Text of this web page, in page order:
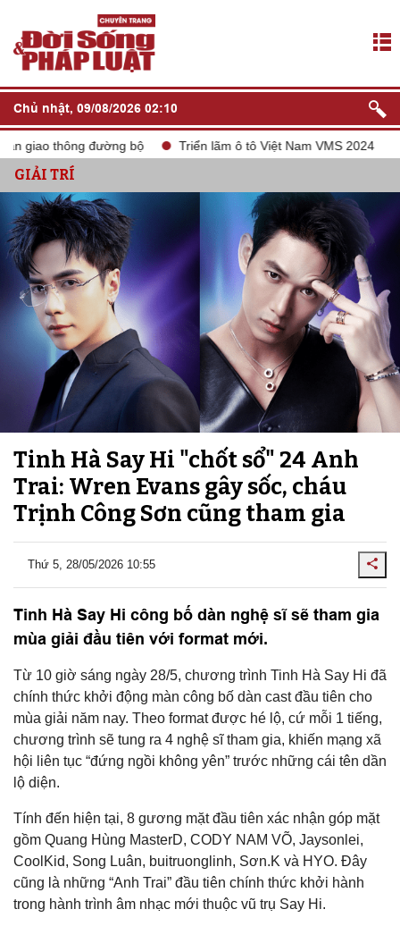
Chủ nhật, 09/08/2026 02:10
đường bộ Triển lãm ô tô Việt Nam VMS 2024 tắt sóng 2G
GIẢI TRÍ
Tinh Hà Say Hi "chốt sổ" 24 Anh
Trai: Wren Evans gây sốc, cháu
Trịnh Công Sơn cũng tham gia
Thứ 5, 28/05/2026 10:55
Tinh Hà Say Hi công bố dàn nghệ sĩ sẽ tham gia
mùa giải đầu tiên với format mới.
Từ 10 giờ sáng ngày 28/5, chương trình Tinh Hà Say Hi đã
chính thức khởi động màn công bố dàn cast đầu tiên cho
mùa giải năm nay. Theo format được hé lộ, cứ mỗi 1 tiếng,
chương trình sẽ tung ra 4 nghệ sĩ tham gia, khiến mạng xã
hội liên tục “đứng ngồi không yên” trước những cái tên dần
lộ diện.
Tính đến hiện tại, 8 gương mặt đầu tiên xác nhận góp mặt
gồm Quang Hùng MasterD, CODY NAM VÕ, Jaysonlei,
CoolKid, Song Luân, buitruonglinh, Sơn.K và HYO. Đây
cũng là những “Anh Trai” đầu tiên chính thức khởi hành
trong hành trình âm nhạc mới thuộc vũ trụ Say Hi.